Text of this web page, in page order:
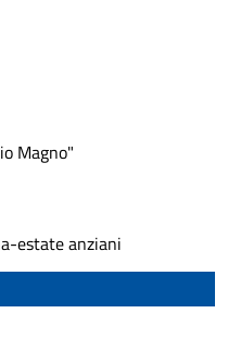
Magno"
estate anziani